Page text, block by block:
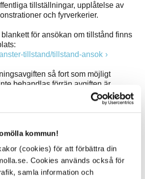
kommun!
(cookies) för att förbättra din
Cookies används också för
samla information och
tillställningar, upplåtelse av
och fyrverkerier.
för ansökan om tillstånd finns
tillstand/tillstand-ansok
så fort som möjligt
behandlas förrän avgiften är
typer av tillstånd finns tydligt
ovan länk.
om evenemang